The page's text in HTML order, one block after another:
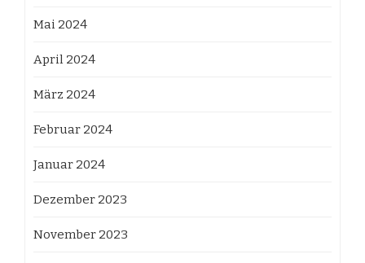
Mai 2024
April 2024
März 2024
Februar 2024
Januar 2024
Dezember 2023
November 2023